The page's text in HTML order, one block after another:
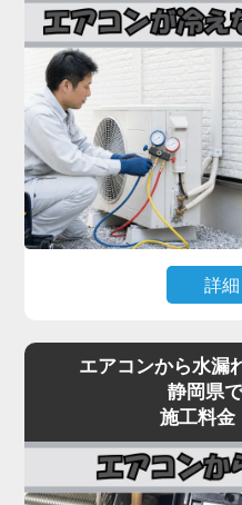
詳
い、効きが弱いという
が多いトラブルです。
原因は多岐にわたり、
まり、冷媒ガス不足、
センサー故障、室外機
エアコンから水漏
静岡県
施工料金